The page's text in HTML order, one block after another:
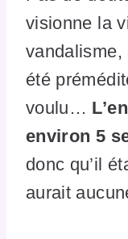
visionne la
vandalisme,
été
voulu…
environ 5
donc qu’il
aurait